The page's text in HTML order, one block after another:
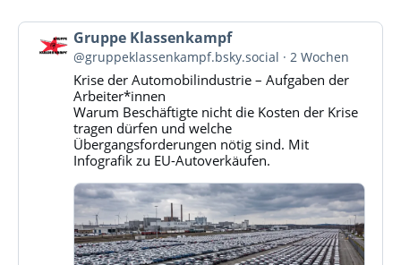
Beitrag
von
Gruppe
Klassenkampf
Bluesky
ansehen
Gruppe Klassenkampf
@gruppeklassenkampf.bsky.social 2 Wochen
Krise der Automobilindustrie – Aufgaben der
Arbeiter*innen
Warum Beschäftigte nicht die Kosten der Krise
tragen dürfen und welche
Übergangsforderungen nötig sind. Mit
Infografik zu EU-Autoverkäufen.